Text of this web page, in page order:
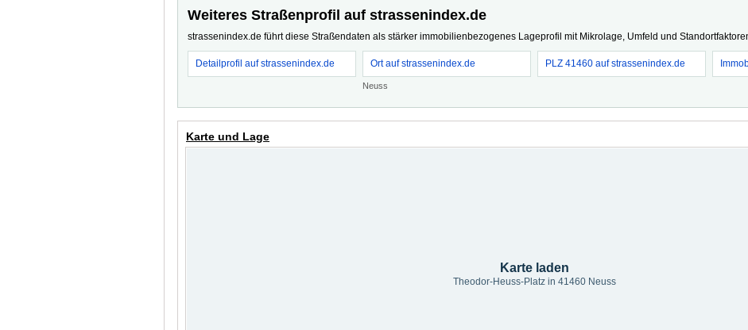
Weiteres Straßenprofil auf strassenindex.de
strassenindex.de führt diese Straßendaten als stärker immobilienbezogenes Lageprofil mit Mikrolage, Umfeld und
Detailprofil auf strassenindex.de Ort auf strassenindex.de
Neuss
PLZ 41460 auf strassenindex.de
Karte und Lage
Karte laden
Theodor-Heuss-Platz in 41460 Neuss